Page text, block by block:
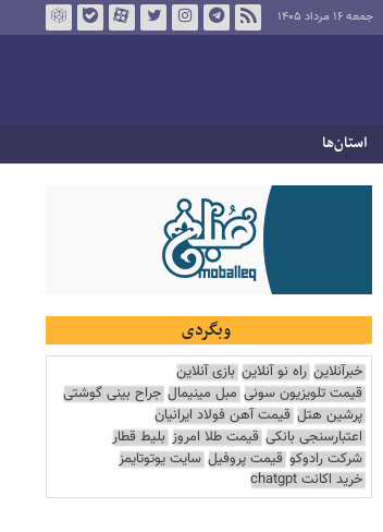
جمعه ۱۶ مرداد ۱۴۰۵
استان‌ها
وبگردی
خبرآنلاین راه نو آنلاین بازی آنلاین
قیمت تلویزیون سونی مبل مینیمال جراح بینی گوشتی
پرشین هتل قیمت آهن فولاد ایرانیان
اعتبارسنجی بانکی قیمت طلا امروز بلیط قطار
شرکت رادوکو قیمت پروفیل سایت یوتوتایمز
خرید اکانت chatgpt